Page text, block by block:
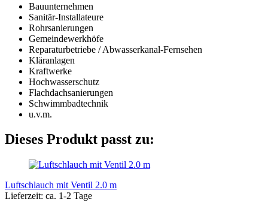
Bauunternehmen
Sanitär-Installateure
Rohrsanierungen
Gemeindewerkhöfe
Reparaturbetriebe / Abwasserkanal-Fernsehen
Kläranlagen
Kraftwerke
Hochwasserschutz
Flachdachsanierungen
Schwimmbadtechnik
u.v.m.
Dieses Produkt passt zu:
Luftschlauch mit Ventil 2.0 m
Lieferzeit: ca. 1-2 Tage